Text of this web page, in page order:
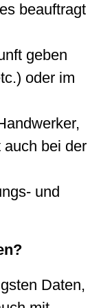
beauftragt
geben
oder im
bei der
und
Daten,